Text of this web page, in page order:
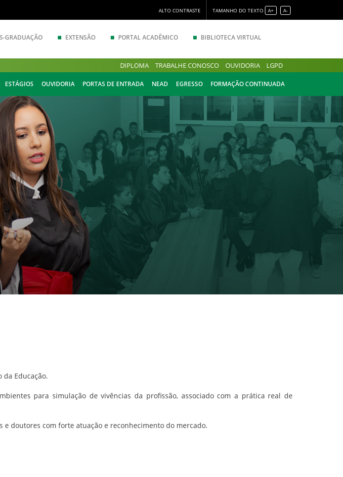
ALTO CONTRASTE TAMANHO DO TEXTO A+ A-
GRADUAÇÃO EXTENSÃO PORTAL ACADÊMICO BIBLIOTECA VIRTUAL
DIPLOMA TRABALHE CONOSCO OUVIDORIA LGPD
ESTÁGIOS OUVIDORIA PORTAS DE ENTRADA NEAD EGRESSO FORMAÇÃO CONTINUADA
da Educação.
para simulação de vivências da profissão, associado com a prática real de
e doutores com forte atuação e reconhecimento do mercado.